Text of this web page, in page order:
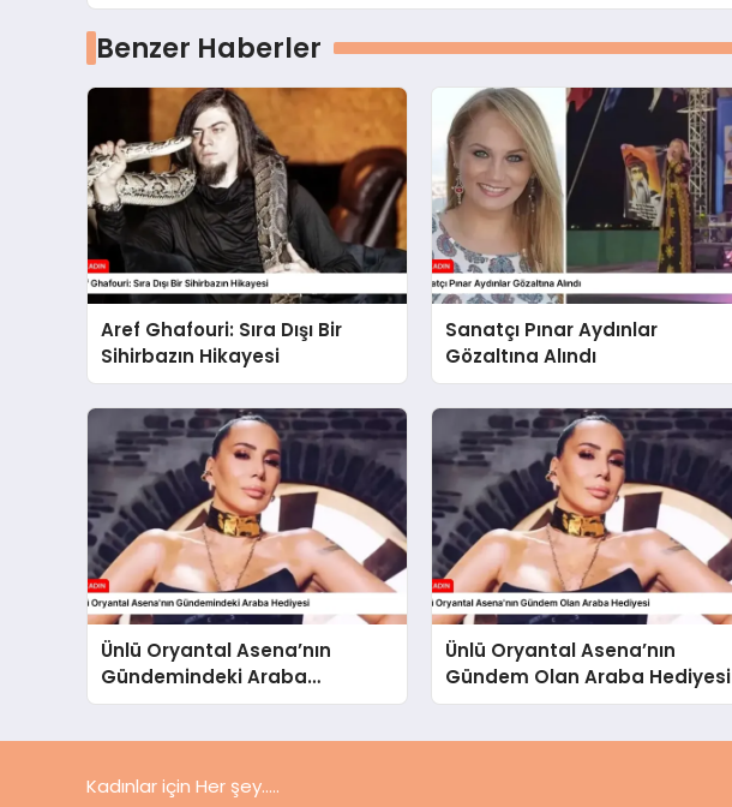
Benzer Haberler
Aref Ghafouri: Sıra Dışı Bir
Sihirbazın Hikayesi
Sanatçı Pınar Aydınlar
Gözaltına Alındı
Ünlü Oryantal Asena’nın
Gündemindeki Araba
Hediyesi
Ünlü Oryantal Asena’nın
Gündem Olan Araba Hediyesi
Kadınlar için Her şey.....